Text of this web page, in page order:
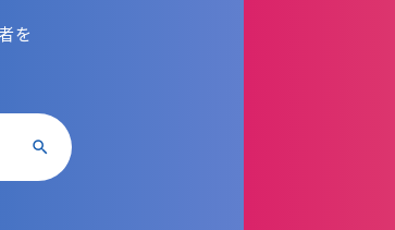
を